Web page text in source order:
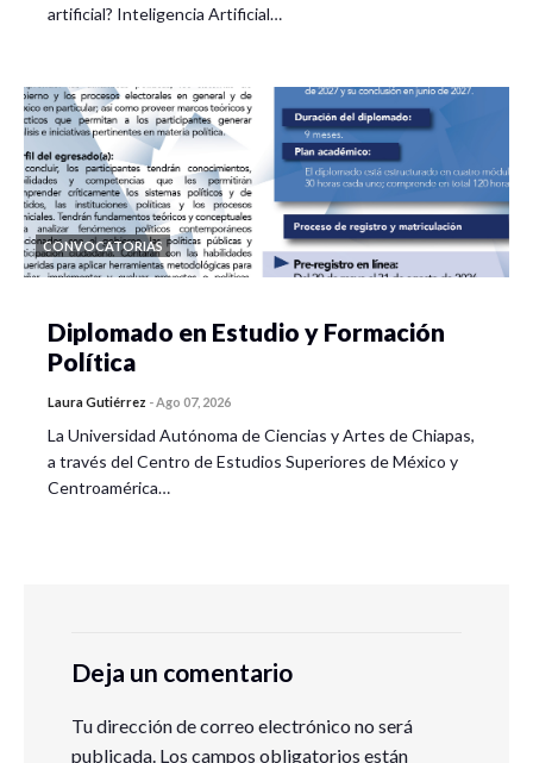
artificial? Inteligencia Artificial…
CONVOCATORIAS
Diplomado en Estudio y Formación
Política
Laura Gutiérrez -Ago 07, 2026
La Universidad Autónoma de Ciencias y Artes de Chiapas,
a través del Centro de Estudios Superiores de México y
Centroamérica…
Deja un comentario
Tu dirección de correo electrónico no será
publicada. Los campos obligatorios están